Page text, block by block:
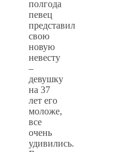
полгода
певец
представил
свою
новую
невесту
–
девушку
на 37
лет его
моложе,
все
очень
удивились.